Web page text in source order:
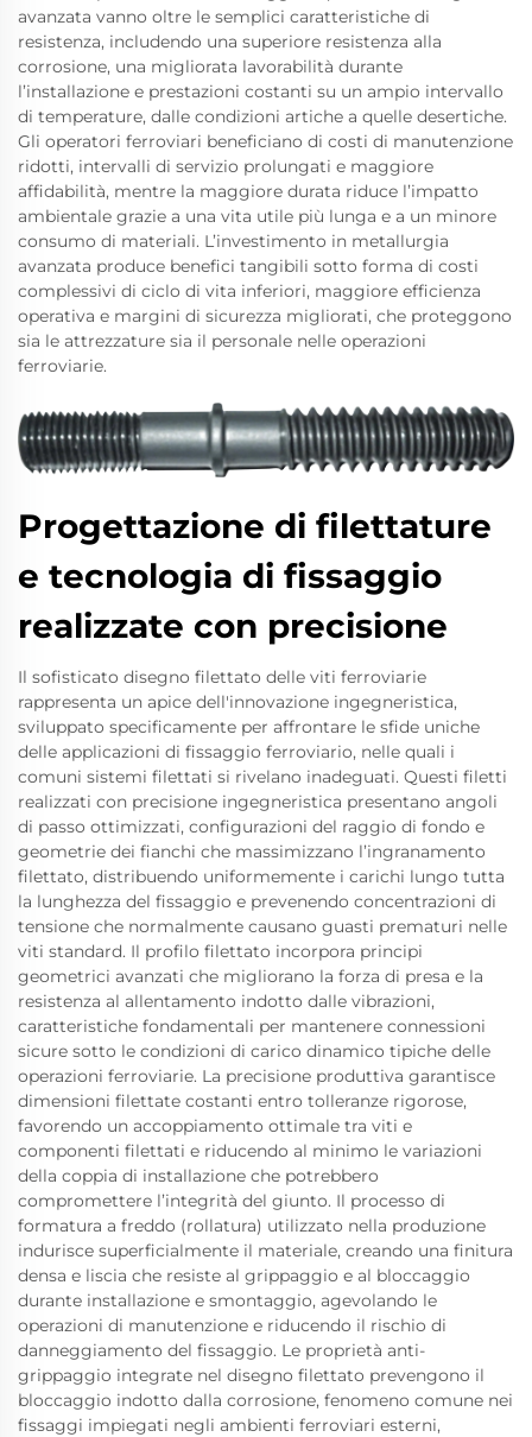
avanzata vanno oltre le semplici caratteristiche di
resistenza, includendo una superiore resistenza alla
corrosione, una migliorata lavorabilità durante
l’installazione e prestazioni costanti su un ampio intervallo
di temperature, dalle condizioni artiche a quelle desertiche.
Gli operatori ferroviari beneficiano di costi di manutenzione
ridotti, intervalli di servizio prolungati e maggiore
affidabilità, mentre la maggiore durata riduce l’impatto
ambientale grazie a una vita utile più lunga e a un minore
consumo di materiali. L’investimento in metallurgia
avanzata produce benefici tangibili sotto forma di costi
complessivi di ciclo di vita inferiori, maggiore efficienza
operativa e margini di sicurezza migliorati, che proteggono
sia le attrezzature sia il personale nelle operazioni
ferroviarie.
Progettazione di filettature
e tecnologia di fissaggio
realizzate con precisione
Il sofisticato disegno filettato delle viti ferroviarie
rappresenta un apice dell'innovazione ingegneristica,
sviluppato specificamente per affrontare le sfide uniche
delle applicazioni di fissaggio ferroviario, nelle quali i
comuni sistemi filettati si rivelano inadeguati. Questi filetti
realizzati con precisione ingegneristica presentano angoli
di passo ottimizzati, configurazioni del raggio di fondo e
geometrie dei fianchi che massimizzano l’ingranamento
filettato, distribuendo uniformemente i carichi lungo tutta
la lunghezza del fissaggio e prevenendo concentrazioni di
tensione che normalmente causano guasti prematuri nelle
viti standard. Il profilo filettato incorpora principi
geometrici avanzati che migliorano la forza di presa e la
resistenza al allentamento indotto dalle vibrazioni,
caratteristiche fondamentali per mantenere connessioni
sicure sotto le condizioni di carico dinamico tipiche delle
operazioni ferroviarie. La precisione produttiva garantisce
dimensioni filettate costanti entro tolleranze rigorose,
favorendo un accoppiamento ottimale tra viti e
componenti filettati e riducendo al minimo le variazioni
della coppia di installazione che potrebbero
compromettere l’integrità del giunto. Il processo di
formatura a freddo (rollatura) utilizzato nella produzione
indurisce superficialmente il materiale, creando una finitura
densa e liscia che resiste al grippaggio e al bloccaggio
durante installazione e smontaggio, agevolando le
operazioni di manutenzione e riducendo il rischio di
danneggiamento del fissaggio. Le proprietà anti-
grippaggio integrate nel disegno filettato prevengono il
bloccaggio indotto dalla corrosione, fenomeno comune nei
fissaggi impiegati negli ambienti ferroviari esterni,